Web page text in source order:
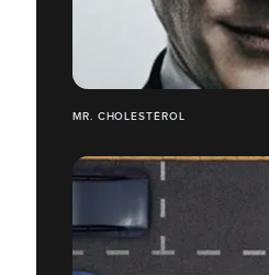
MR. CHOLESTÉROL